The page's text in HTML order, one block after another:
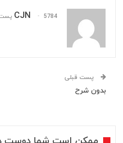
CJN 5784 پست
پست قبلی
بدون شرح